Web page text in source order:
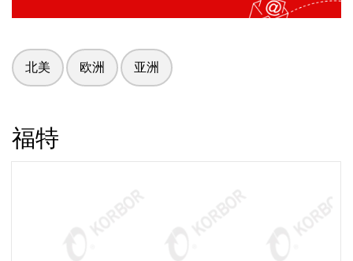
北美 欧洲 亚洲
福特